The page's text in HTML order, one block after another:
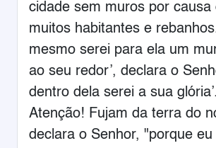
cidade sem muros por causa
muitos habitantes e
mesmo serei para ela um
ao seu redor’, declara o
dentro dela serei a sua
Atenção! Fujam da terra do
declara o Senhor, "porque eu